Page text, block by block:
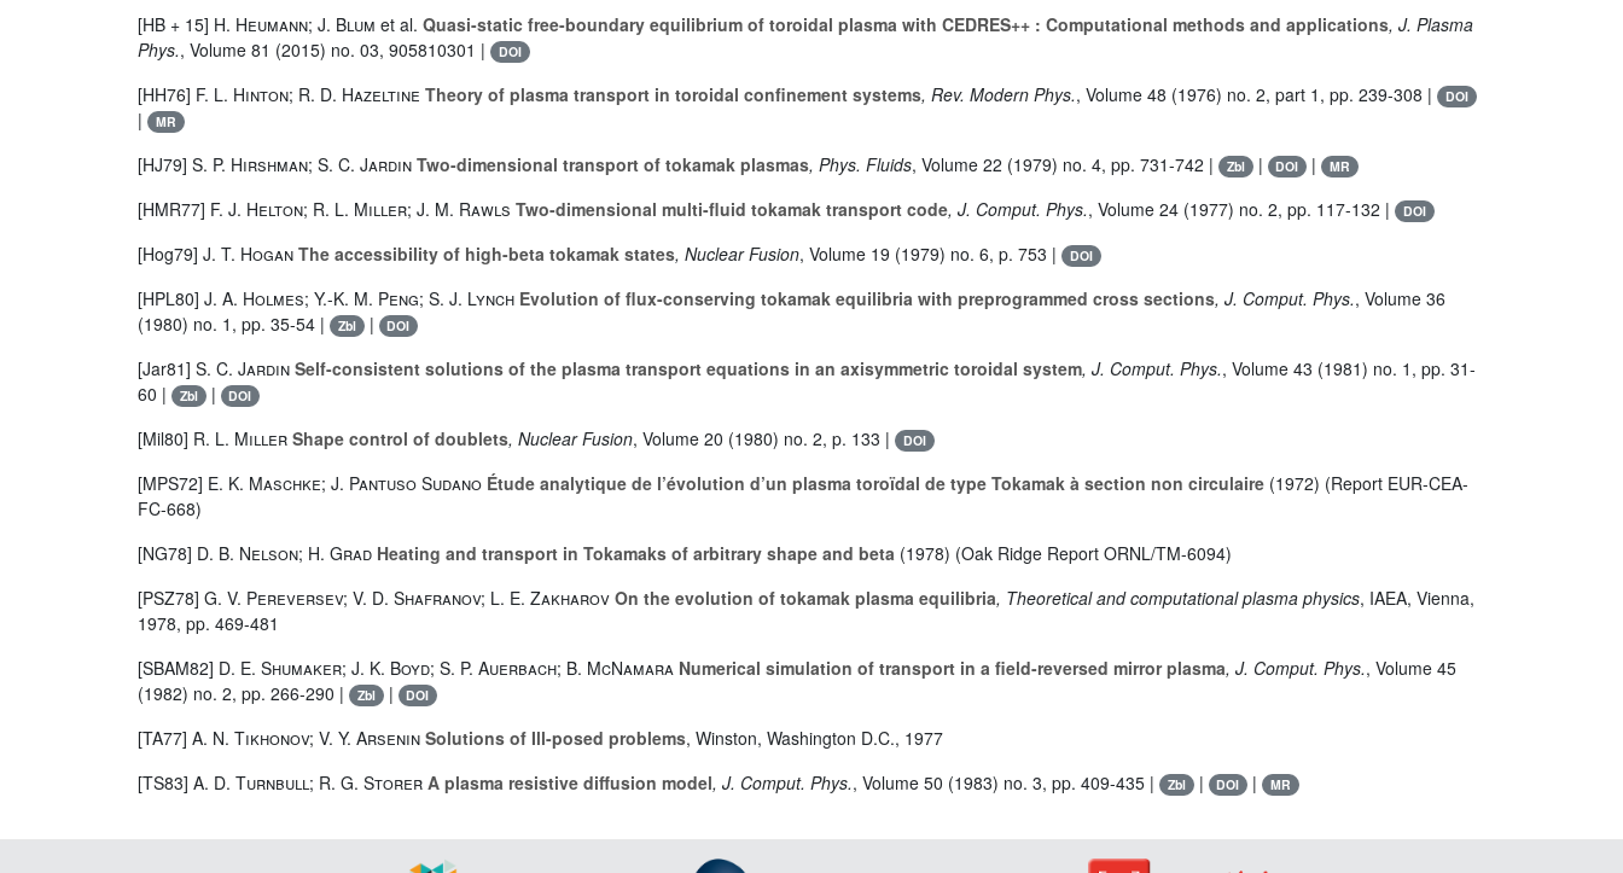
[HB + 15] H. Heumann; J. Blum et al. Quasi-static free-boundary equilibrium of toroidal plasma with CEDRES++ : Computational methods and applications, J. Plasma
Phys., Volume 81 (2015) no. 03, 905810301 | DOI
[HH76] F. L. Hinton; R. D. Hazeltine Theory of plasma transport in toroidal confinement systems, Rev. Modern Phys., Volume 48 (1976) no. 2, part 1, pp. 239-308 | DOI
| MR
[HJ79] S. P. Hirshman; S. C. Jardin Two-dimensional transport of tokamak plasmas, Phys. Fluids, Volume 22 (1979) no. 4, pp. 731-742 | Zbl | DOI | MR
[HMR77] F. J. Helton; R. L. Miller; J. M. Rawls Two-dimensional multi-fluid tokamak transport code, J. Comput. Phys., Volume 24 (1977) no. 2, pp. 117-132 | DOI
[Hog79] J. T. Hogan The accessibility of high-beta tokamak states, Nuclear Fusion, Volume 19 (1979) no. 6, p. 753 | DOI
[HPL80] J. A. Holmes; Y.-K. M. Peng; S. J. Lynch Evolution of flux-conserving tokamak equilibria with preprogrammed cross sections, J. Comput. Phys., Volume 36
(1980) no. 1, pp. 35-54 |
Zbl | DOI
[Jar81] S. C. Jardin Self-consistent solutions of the plasma transport equations in an axisymmetric toroidal system, J. Comput. Phys., Volume 43 (1981) no. 1, pp. 31-
60 |
Zbl | DOI
[Mil80] R. L. Miller Shape control of doublets, Nuclear Fusion, Volume 20 (1980) no. 2, p. 133 | DOI
[MPS72] E. K. Maschke; J. Pantuso Sudano Étude analytique de l’évolution d’un plasma toroïdal de type Tokamak à section non circulaire (1972) (Report EUR-CEA-
FC-668)
[NG78] D. B. Nelson; H. Grad Heating and transport in Tokamaks of arbitrary shape and beta (1978) (Oak Ridge Report ORNL/TM-6094)
[PSZ78] G. V. Pereversev; V. D. Shafranov; L. E. Zakharov On the evolution of tokamak plasma equilibria, Theoretical and computational plasma physics, IAEA, Vienna,
1978, pp. 469-481
[SBAM82] D. E. Shumaker; J. K. Boyd; S. P. Auerbach; B. McNamara Numerical simulation of transport in a field-reversed mirror plasma, J. Comput. Phys., Volume 45
(1982) no. 2, pp. 266-290 |
Zbl | DOI
[TA77] A. N. Tikhonov; V. Y. Arsenin Solutions of Ill-posed problems, Winston, Washington D.C., 1977
[TS83] A. D. Turnbull; R. G. Storer A plasma resistive diffusion model, J. Comput. Phys., Volume 50 (1983) no. 3, pp. 409-435 | Zbl | DOI | MR